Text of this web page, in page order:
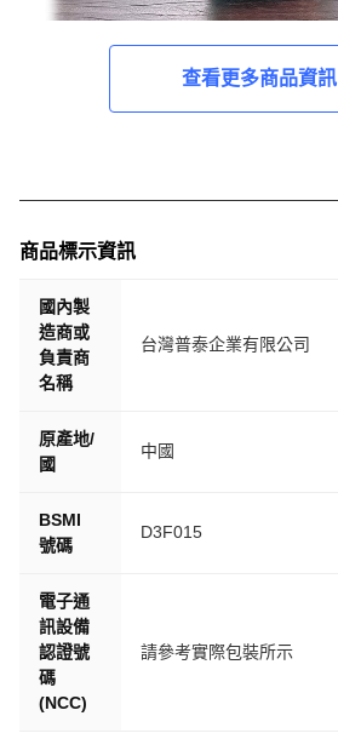
查看更多商品資訊
商品標示資訊
國內製
造商或
負責商
名稱
台灣普泰企業有限公司
原產地/
國
中國
BSMI
號碼
D3F015
電子通
訊設備
認證號
碼
(NCC)
請參考實際包裝所示